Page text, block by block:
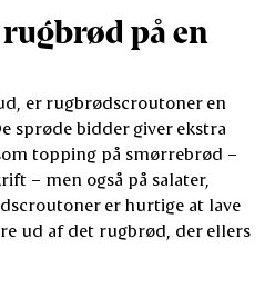
på en
er rugbrødscroutoner en
sprøde bidder giver ekstra
topping på smørrebrød –
– men også på salater,
er hurtige at lave
ud af det rugbrød, der ellers